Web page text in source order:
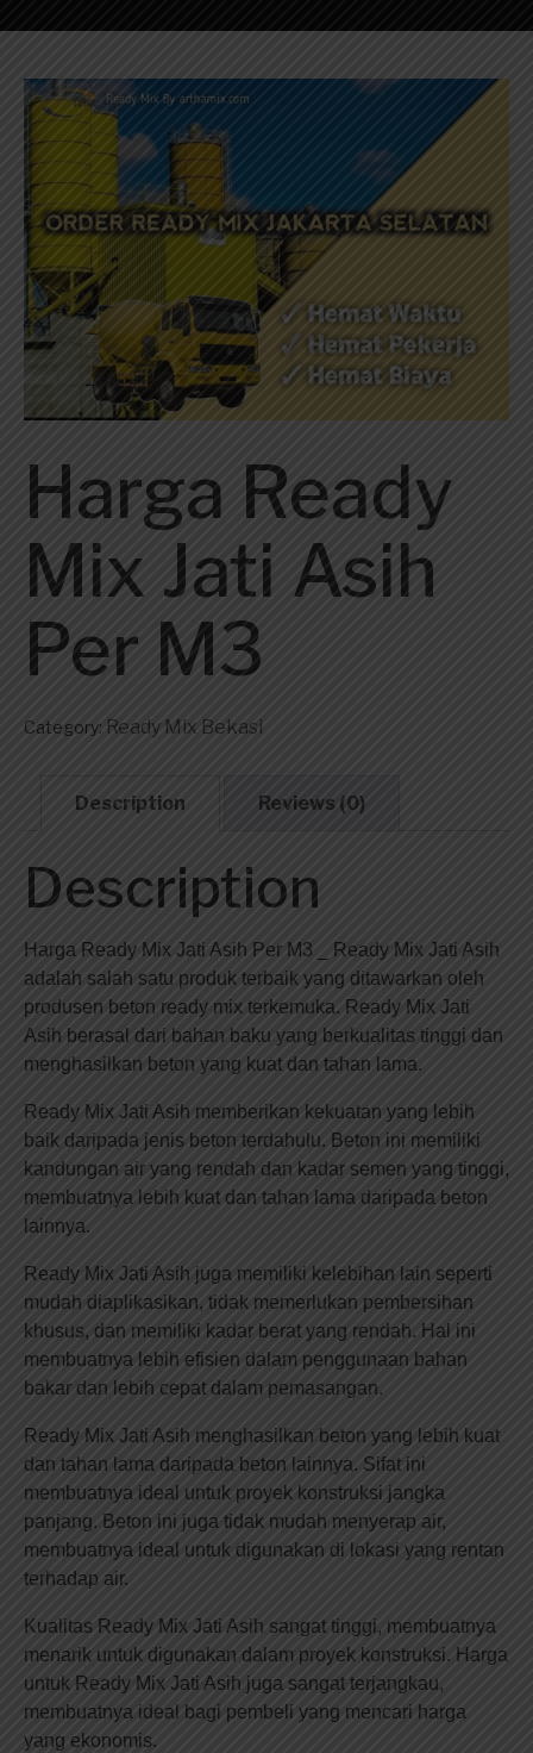
Harga Ready
Mix Jati Asih
Per M3
Category: Ready Mix Bekasi
Description Reviews (0)
Description
Harga Ready Mix Jati Asih Per M3 _ Ready Mix Jati Asih
adalah salah satu produk terbaik yang ditawarkan oleh
produsen beton ready mix terkemuka. Ready Mix Jati
Asih berasal dari bahan baku yang berkualitas tinggi dan
menghasilkan beton yang kuat dan tahan lama.
Ready Mix Jati Asih memberikan kekuatan yang lebih
baik daripada jenis beton terdahulu. Beton ini memiliki
kandungan air yang rendah dan kadar semen yang tinggi,
membuatnya lebih kuat dan tahan lama daripada beton
lainnya.
Ready Mix Jati Asih juga memiliki kelebihan lain seperti
mudah diaplikasikan, tidak memerlukan pembersihan
khusus, dan memiliki kadar berat yang rendah. Hal ini
membuatnya lebih efisien dalam penggunaan bahan
bakar dan lebih cepat dalam pemasangan.
Ready Mix Jati Asih menghasilkan beton yang lebih kuat
dan tahan lama daripada beton lainnya. Sifat ini
membuatnya ideal untuk proyek konstruksi jangka
panjang. Beton ini juga tidak mudah menyerap air,
membuatnya ideal untuk digunakan di lokasi yang rentan
terhadap air.
Kualitas Ready Mix Jati Asih sangat tinggi, membuatnya
menarik untuk digunakan dalam proyek konstruksi. Harga
untuk Ready Mix Jati Asih juga sangat terjangkau,
membuatnya ideal bagi pembeli yang mencari harga
yang ekonomis.